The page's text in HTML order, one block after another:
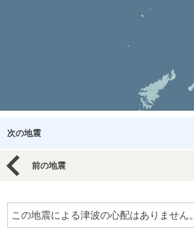
次の地震
前の地震
この地震による津波の心配はありません。